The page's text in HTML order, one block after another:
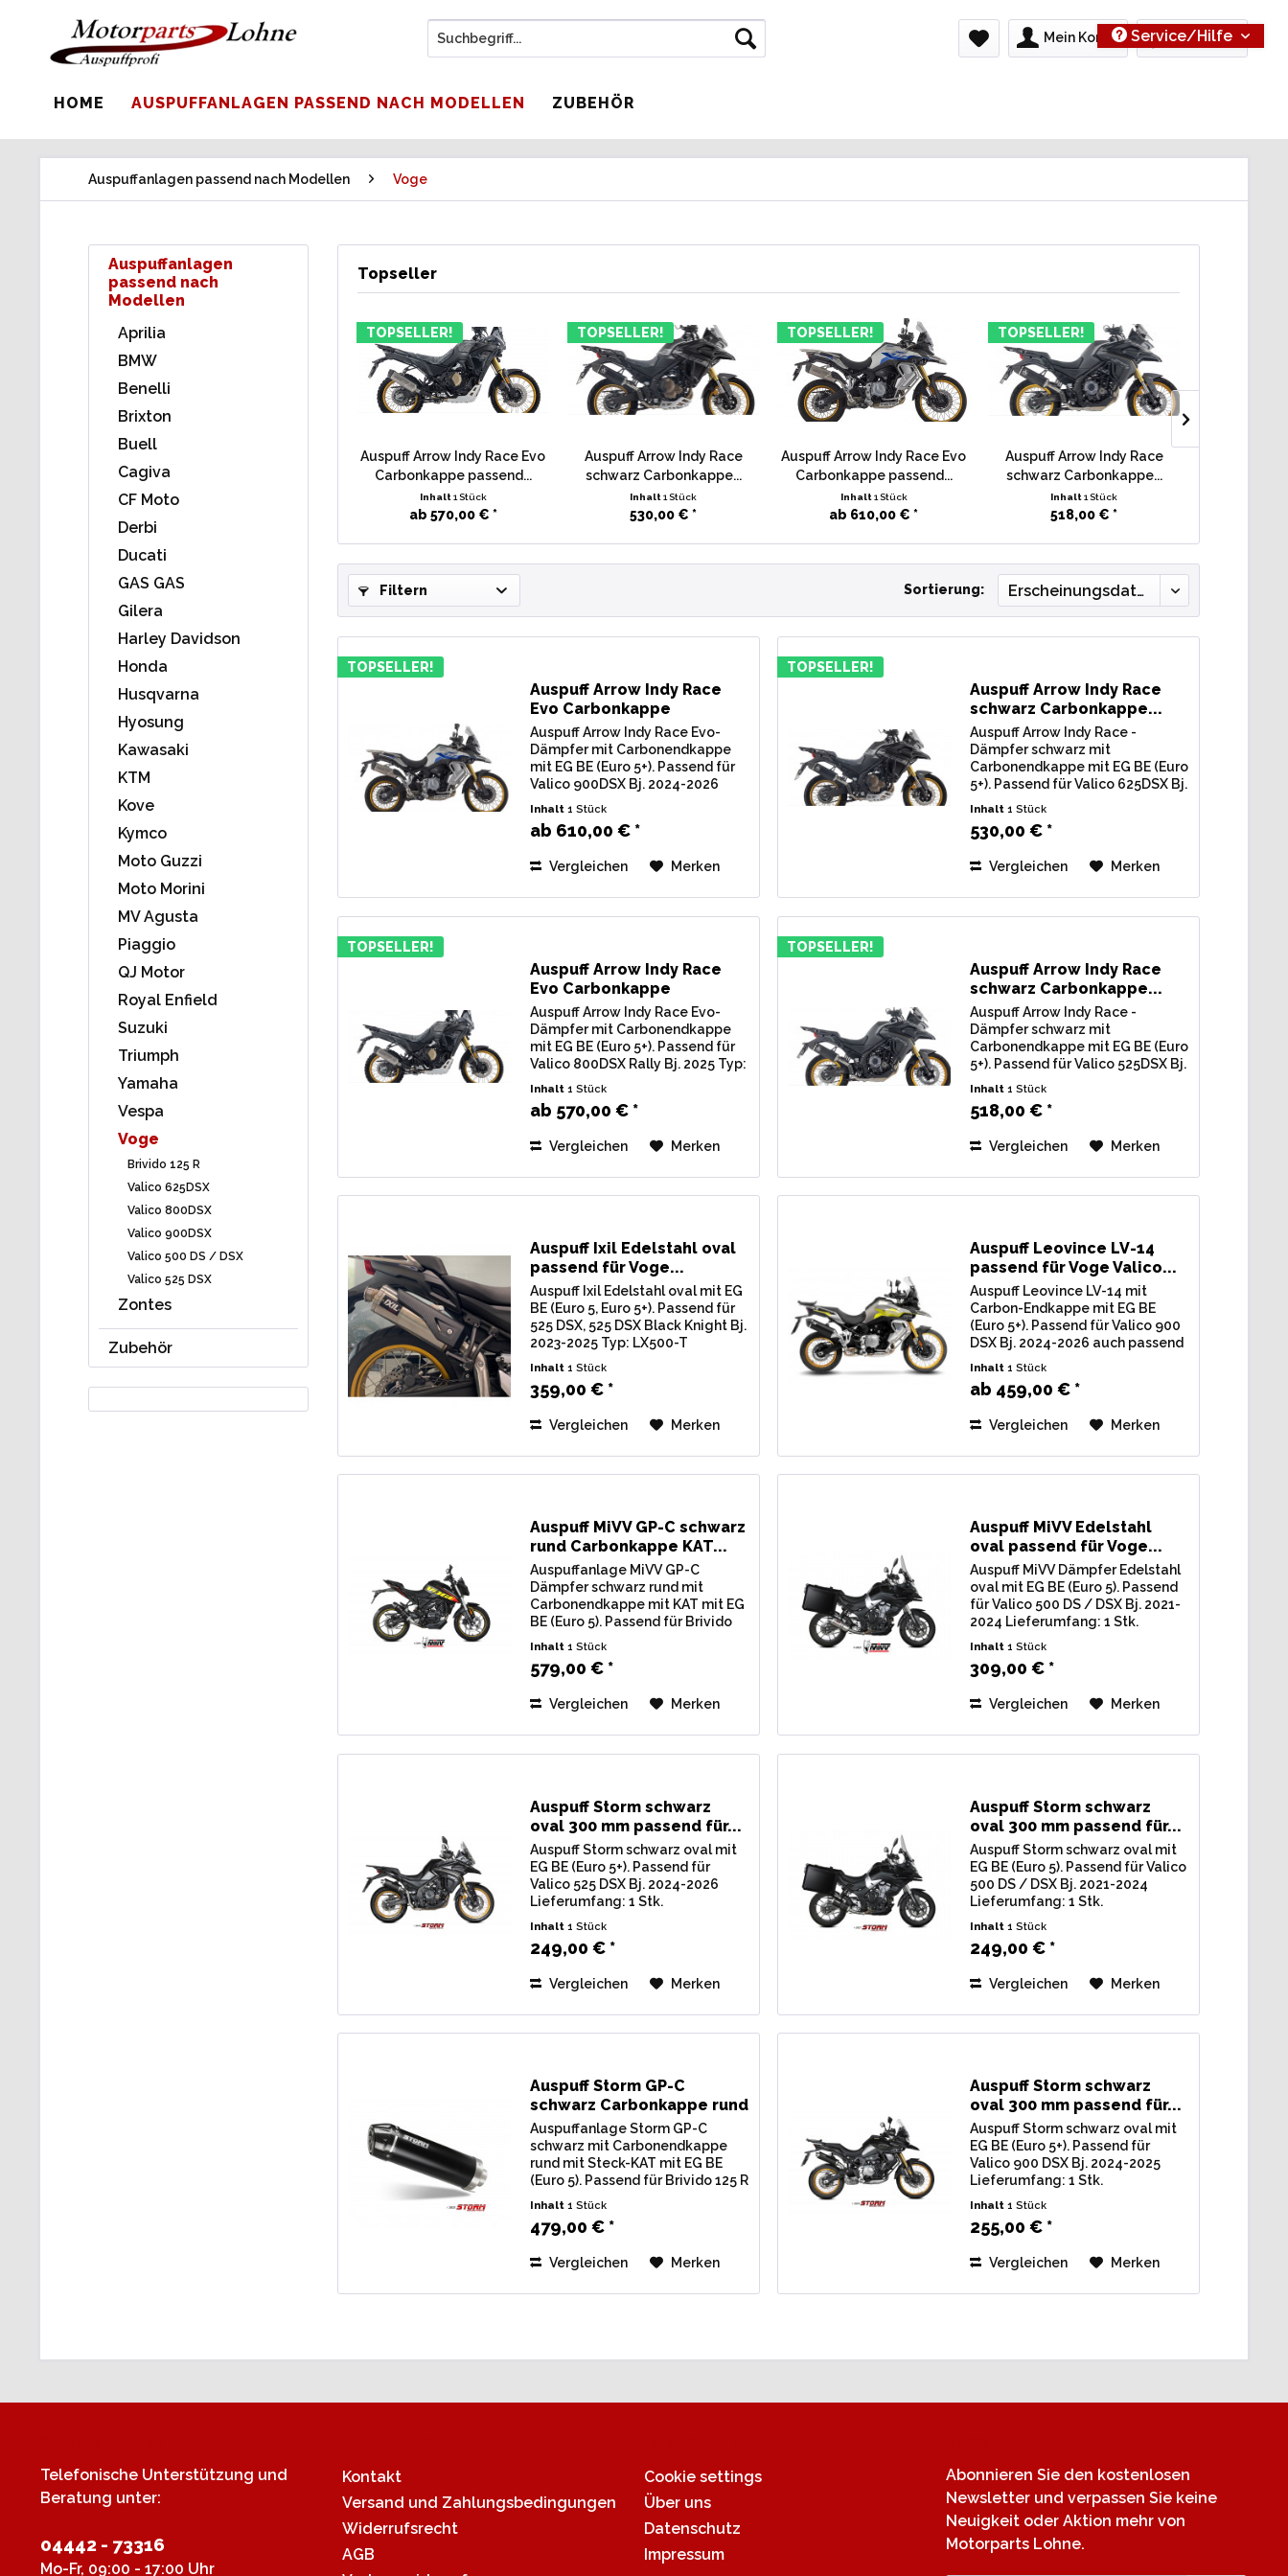
Service/Hilfe
Mein Konto 0,00 € *
HOME AUSPUFFANLAGEN PASSEND NACH MODELLEN ZUBEHÖR
Auspuffanlagen passend nach Modellen Voge
Auspuffanlagen
passend nach
Modellen
Aprilia
BMW
Benelli
Brixton
Buell
Cagiva
CF Moto
Derbi
Ducati
GAS GAS
Gilera
Harley Davidson
Honda
Husqvarna
Hyosung
Kawasaki
KTM
Kove
Kymco
Moto Guzzi
Moto Morini
MV Agusta
Piaggio
QJ Motor
Royal Enfield
Suzuki
Triumph
Yamaha
Vespa
Voge
Brivido 125 R
Valico 625DSX
Valico 800DSX
Valico 900DSX
Valico 500 DS / DSX
Valico 525 DSX
Zontes
Zubehör
Topseller
TOPSELLER!
Auspuff Arrow Indy Race Evo
Carbonkappe passend...
Inhalt 1 Stück
ab 570,00 € *
TOPSELLER!
Auspuff Arrow Indy Race
schwarz Carbonkappe...
Inhalt1 Stück
530,00 € *
TOPSELLER!
Auspuff Arrow Indy Race Evo
Carbonkappe passend...
Inhalt 1 Stück
ab 610,00 € *
TOPSELLER!
Auspuff Arrow Indy Race
schwarz Carbonkappe...
Inhalt1 Stück
518,00 € *
Filtern Sortierung:
TOPSELLER!
Auspuff Arrow Indy Race
Evo Carbonkappe
passend...
Auspuff Arrow Indy Race Evo-
Dämpfer mit Carbonendkappe
mit EG BE (Euro 5+). Passend für
Valico 900DSX Bj. 2024-2026
Typ: DS900X Lieferumfang: 1
Indy Race Evo Carbonkappe, inkl.
Inhalt1 Stück
ab 610,00 € *
Vergleichen Merken
TOPSELLER!
Auspuff Arrow Indy Race
schwarz Carbonkappe...
Auspuff Arrow Indy Race -
Dämpfer schwarz mit
Carbonendkappe mit EG BE (Euro
5+). Passend für Valico 625DSX Bj.
2025-2026 Typ: R712R
Endschalldämpfer Arrow Indy
Verbindungsrohr mit...
Inhalt1 Stück
530,00 € *
Vergleichen Merken
TOPSELLER!
Auspuff Arrow Indy Race
Evo Carbonkappe
passend...
Auspuff Arrow Indy Race Evo-
Dämpfer mit Carbonendkappe
mit EG BE (Euro 5+). Passend für
Valico 800DSX Rally Bj. 2025 Typ:
Race Evo Carbonkappe, inkl.
Inhalt1 Stück
ab 570,00 € *
Vergleichen Merken
TOPSELLER!
Auspuff Arrow Indy Race
schwarz Carbonkappe...
Auspuff Arrow Indy Race -
Dämpfer schwarz mit
Carbonendkappe mit EG BE (Euro
5+). Passend für Valico 525DSX Bj.
Indy Race schwarz Carbonkappe,
Inhalt1 Stück
518,00 € *
Vergleichen Merken
Auspuff Ixil Edelstahl oval
passend für Voge...
Auspuff Ixil Edelstahl oval mit EG
BE (Euro 5, Euro 5+). Passend für
525 DSX, 525 DSX Black Knight Bj.
2023-2025 Typ: LX500-T
oval, inkl. Verbindungsrohr u.
Inhalt1 Stück
359,00 € *
Vergleichen Merken
Auspuff Leovince LV-14
passend für Voge Valico...
Auspuff Leovince LV-14 mit
Carbon-Endkappe mit EG BE
(Euro 5+). Passend für Valico 900
DSX Bj. 2024-2026 auch passend
LV-14, inkl. Verbindungsrohr u.
Inhalt1 Stück
ab 459,00 € *
Vergleichen Merken
Auspuff MiVV GP-C schwarz
rund Carbonkappe KAT...
Auspuffanlage MiVV GP-C
Dämpfer schwarz rund mit
Carbonendkappe mit KAT mit EG
BE (Euro 5). Passend für Brivido
125 R Bj. 2023-2024
Endschalldämpfer MiVV GP-C
inkl. Krümmerrohr,...
Inhalt1 Stück
579,00 € *
Vergleichen Merken
Auspuff MiVV Edelstahl
oval passend für Voge...
Auspuff MiVV Dämpfer Edelstahl
oval mit EG BE (Euro 5). Passend
für Valico 500 DS / DSX Bj. 2021-
2024 Lieferumfang: 1 Stk.
Endschalldämpfer MiVV
Verbindungsrohr u.
/ BE...
Inhalt1 Stück
309,00 € *
Vergleichen Merken
Auspuff Storm schwarz
oval 300 mm passend für...
Auspuff Storm schwarz oval mit
EG BE (Euro 5+). Passend für
Valico 525 DSX Bj. 2024-2026
Lieferumfang: 1 Stk.
Verbindungsrohr u.
/ BE (Straßenzulassung) mit...
Inhalt1 Stück
249,00 € *
Vergleichen Merken
Auspuff Storm schwarz
oval 300 mm passend für...
Auspuff Storm schwarz oval mit
EG BE (Euro 5). Passend für Valico
500 DS / DSX Bj. 2021-2024
Lieferumfang: 1 Stk.
Verbindungsrohr u.
/ BE (Straßenzulassung) mit...
Inhalt1 Stück
249,00 € *
Vergleichen Merken
Auspuff Storm GP-C
schwarz Carbonkappe rund
300...
Auspuffanlage Storm GP-C
schwarz mit Carbonendkappe
rund mit Steck-KAT mit EG BE
(Euro 5). Passend für Brivido 125 R
C schwarz mit Carbonkappe, inkl.
Inhalt1 Stück
479,00 € *
Vergleichen Merken
Auspuff Storm schwarz
oval 300 mm passend für...
Auspuff Storm schwarz oval mit
EG BE (Euro 5+). Passend für
Valico 900 DSX Bj. 2024-2025
Lieferumfang: 1 Stk.
Verbindungsrohr u.
/ BE (Straßenzulassung) mit...
Inhalt1 Stück
255,00 € *
Vergleichen Merken
Telefonische Unterstützung und
Beratung unter:
04442 - 73316
Mo-Fr, 09:00 - 17:00 Uhr
Kontakt
Versand und Zahlungsbedingungen
Widerrufsrecht
AGB
Cookie settings
Über uns
Datenschutz
Impressum
Abonnieren Sie den kostenlosen
Newsletter und verpassen Sie keine
Neuigkeit oder Aktion mehr von
Motorparts Lohne.